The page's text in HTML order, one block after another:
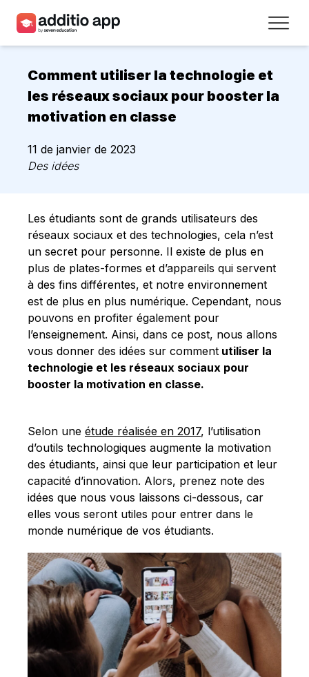
Établissements
Ressources
Prix
Inscrivez-vous
Contact
Français
Comment utiliser la technologie et
les réseaux sociaux pour booster la
motivation en classe
11 de janvier de 2023
Des idées
Les étudiants sont de grands utilisateurs des
réseaux sociaux et des technologies, cela n’est
un secret pour personne. Il existe de plus en
plus de plates-formes et d’appareils qui servent
à des fins différentes, et notre environnement
est de plus en plus numérique. Cependant, nous
pouvons en profiter également pour
l’enseignement. Ainsi, dans ce post, nous allons
vous donner des idées sur comment utiliser la
technologie et les réseaux sociaux pour
booster la motivation en classe.
Selon une étude réalisée en 2017, l’utilisation
d’outils technologiques augmente la motivation
des étudiants, ainsi que leur participation et leur
capacité d’innovation. Alors, prenez note des
idées que nous vous laissons ci-dessous, car
elles vous seront utiles pour entrer dans le
monde numérique de vos étudiants.